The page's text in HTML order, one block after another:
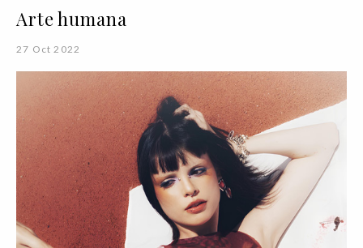
Arte humana
27 Oct 2022